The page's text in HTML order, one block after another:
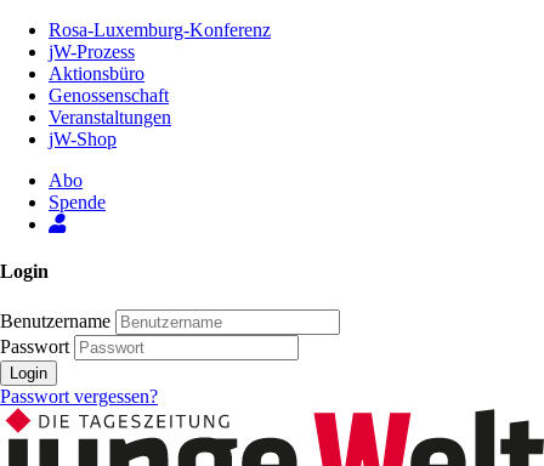
Inhalt
Seite
Rosa-Luxemburg-Konferenz
jW-Prozess
Aktionsbüro
Genossenschaft
Veranstaltungen
jW-Shop
Abo
Spende
Login
Benutzername
Passwort
Login
Passwort vergessen?